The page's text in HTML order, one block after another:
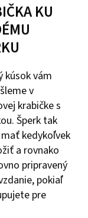
KU
kúsok vám
v
krabičke s
Šperk tak
kedykoľvek
a rovnako
pripravený
pokiaľ
pre